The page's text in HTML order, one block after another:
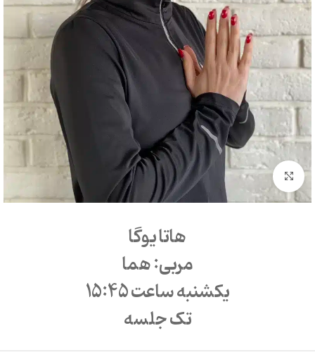
بزرگنمایی تصویر
هاتا یوگا
مربی: هما
یکشنبه ساعت 15:45
تک جلسه